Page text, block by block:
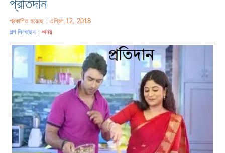
প্রকাশিত হয়েছে : এপ্রিল 12, 2018
গল্প লিখেছেন :অনয়